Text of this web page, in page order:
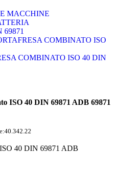
MACCHINE
69871
COMBINATO ISO
COMBINATO ISO 40 DIN
ISO 40 DIN 69871 ADB 69871
40.342.22
40 DIN 69871 ADB